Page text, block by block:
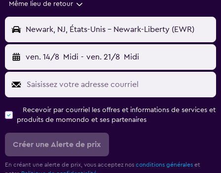
Même lieu de retour
Newark, NJ, États-Unis - Newark-Liberty (EWR)
ven. 14/8 Midi - ven. 21/8 Midi
Recevoir par courriel les offres et informations de services et
produits de momondo et ses partenaires
Créer une Alerte de prix
En créant une alerte de prix, vous acceptez nos conditions générales et